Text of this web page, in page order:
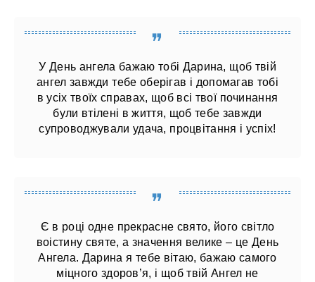
У День ангела бажаю тобі Дарина, щоб твій
ангел завжди тебе оберігав і допомагав тобі
в усіх твоїх справах, щоб всі твої починання
були втілені в життя, щоб тебе завжди
супроводжували удача, процвітання і успіх!
Є в році одне прекрасне свято, його світло
воістину святе, а значення велике – це День
Ангела. Дарина я тебе вітаю, бажаю самого
міцного здоров’я, і ​​щоб твій Ангел не